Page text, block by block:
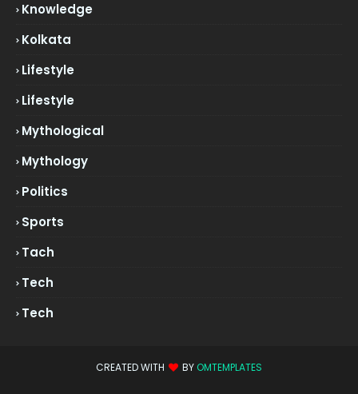
Knowledge
Kolkata
Lifestyle
Lifestyle
Mythological
Mythology
Politics
Sports
Tach
Tech
Tech
CREATED WITH BY OMTEMPLATES